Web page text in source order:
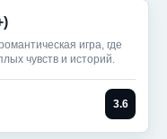
игра, где
чувств и историй.
3.6